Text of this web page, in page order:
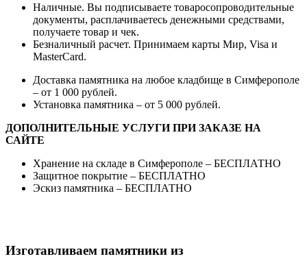
Наличные. Вы подписываете товаросопроводительные
документы, расплачиваетесь денежными средствами,
получаете товар и чек.
Безналичный расчет. Принимаем карты Мир, Visa и
MasterCard.
Доставка памятника на любое кладбище в Симферополе
– от 1 000 рублей.
Установка памятника – от 5 000 рублей.
ДОПОЛНИТЕЛЬНЫЕ УСЛУГИ ПРИ ЗАКАЗЕ НА
САЙТЕ
Хранение на складе в Симферополе – БЕСПЛАТНО
Защитное покрытие – БЕСПЛАТНО
Эскиз памятника – БЕСПЛАТНО
Изготавливаем памятники из